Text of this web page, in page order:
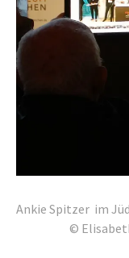
Ankie Spitzer im
© Elisabeth